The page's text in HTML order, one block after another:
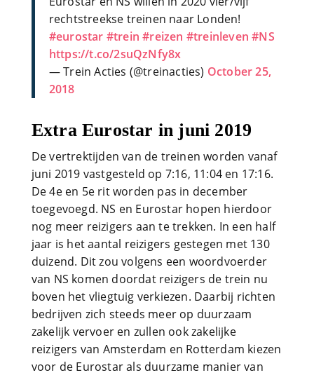
rechtstreekse treinen naar Londen!
#eurostar #trein #reizen #treinleven #NS
https://t.co/2suQzNfy8x
— Trein Acties (@treinacties) October 25,
2018
Extra Eurostar in juni 2019
De vertrektijden van de treinen worden vanaf
juni 2019 vastgesteld op 7:16, 11:04 en 17:16.
De 4e en 5e rit worden pas in december
toegevoegd. NS en Eurostar hopen hierdoor
nog meer reizigers aan te trekken. In een half
jaar is het aantal reizigers gestegen met 130
duizend. Dit zou volgens een woordvoerder
van NS komen doordat reizigers de trein nu
boven het vliegtuig verkiezen. Daarbij richten
bedrijven zich steeds meer op duurzaam
zakelijk vervoer en zullen ook zakelijke
reizigers van Amsterdam en Rotterdam kiezen
voor de Eurostar als duurzame manier van